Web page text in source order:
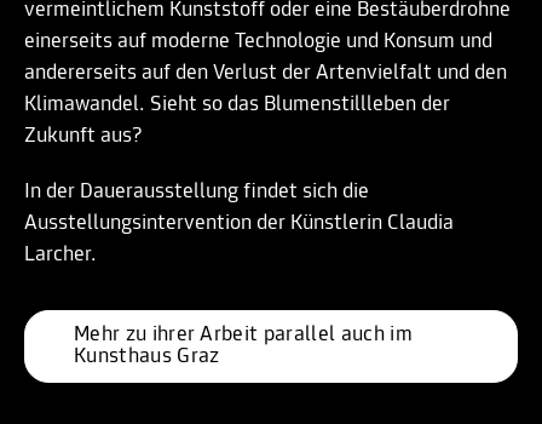
vermeintlichem Kunststoff oder eine Bestäuberdrohne
einerseits auf moderne Technologie und Konsum und
andererseits auf den Verlust der Artenvielfalt und den
Klimawandel. Sieht so das Blumenstillleben der
Zukunft aus?
In der Dauerausstellung findet sich die
Ausstellungsintervention der Künstlerin Claudia
Larcher.
Mehr zu ihrer Arbeit parallel auch im
Kunsthaus Graz